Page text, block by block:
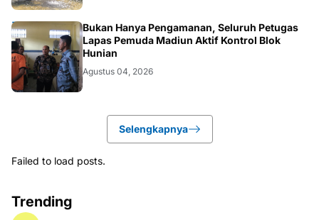
MADIUN
Bukan Hanya Pengamanan, Seluruh Petugas
Lapas Pemuda Madiun Aktif Kontrol Blok
Hunian
Agustus 04, 2026
Selengkapnya
Failed to load posts.
Trending